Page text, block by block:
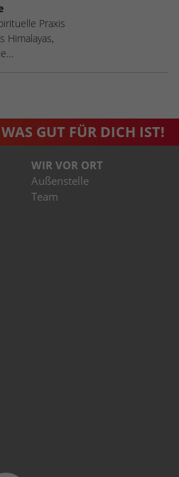
Praxis
Himalayas,
WAS GUT FÜR DICH IST!
WIR VOR ORT
Außenstelle
Team